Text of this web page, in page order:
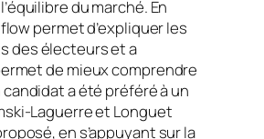
du marché. En
flowpermet d’expliquer les
des électeurs eta
de mieux comprendre
a été préféré à un
Laguerre et Longuet
en s’appuyant sur la